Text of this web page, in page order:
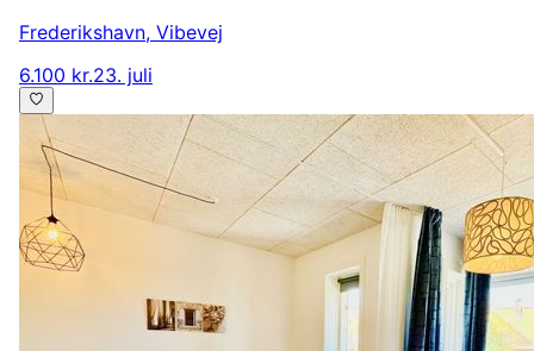
Frederikshavn, Vibevej
6.100 kr.23. juli